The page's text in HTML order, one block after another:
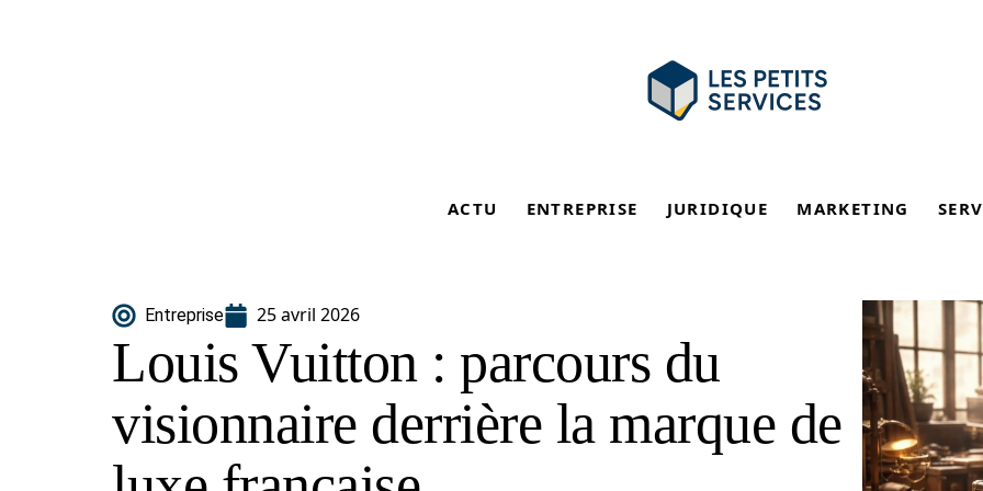
ACTU ENTREPRISE JURIDIQUE MARKETING
Entreprise 25 avril 2026
Louis Vuitton : parcours du
visionnaire derrière la marque de